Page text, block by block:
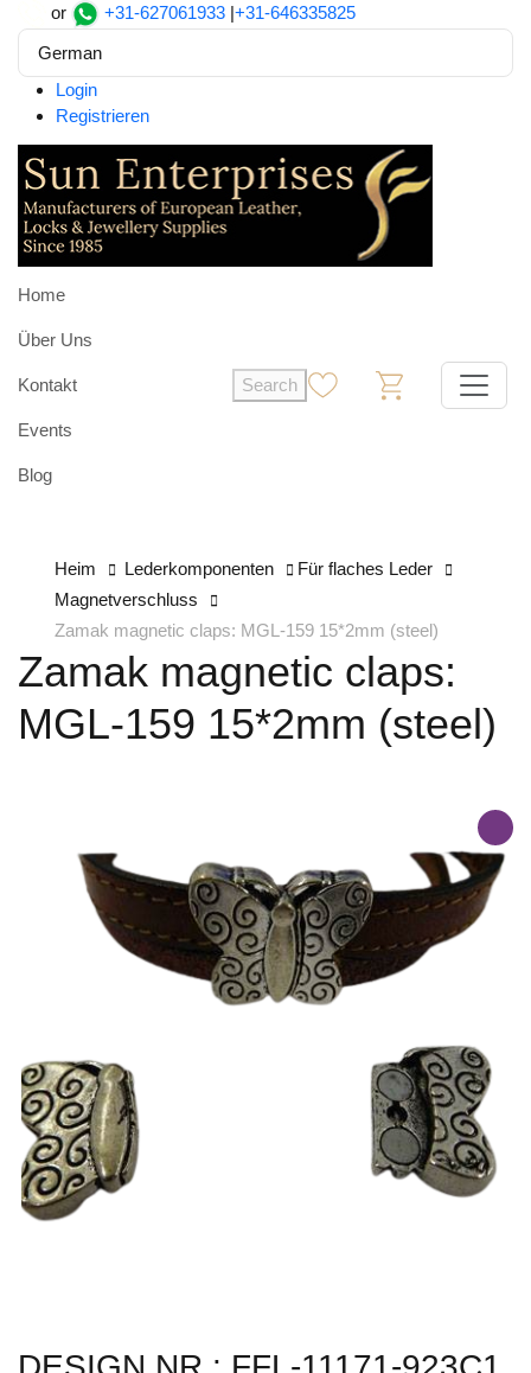
or +31-627061933 |+31-646335825
German
Login
Registrieren
Home
Über Uns
Kontakt
Events
Blog
Search
Heim Lederkomponenten
Für flaches Leder
Magnetverschluss
Zamak magnetic claps: MGL-159 15*2mm (steel)
Zamak magnetic claps:
MGL-159 15*2mm (steel)